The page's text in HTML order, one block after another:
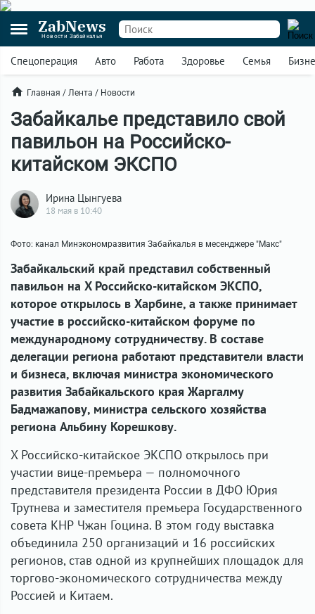
ZabNews
Новости Забайкалья
Спецоперация Авто Работа Здоровье Семья
Главная / Лента / Новости
Забайкалье представило свой
павильон на Российско-
китайском ЭКСПО
Ирина Цынгуева
18 мая в 10:40
Фото: канал Минэкономразвития Забайкалья в месенджере "Макс"
Забайкальский край представил собственный
павильон на X Российско-китайском ЭКСПО,
которое открылось в Харбине, а также принимает
участие в российско-китайском форуме по
международному сотрудничеству. В составе
делегации региона работают представители власти
и бизнеса, включая министра экономического
развития Забайкальского края Жаргалму
Бадмажапову, министра сельского хозяйства
региона Альбину Корешкову.
X Российско-китайское ЭКСПО открылось при
участии вице-премьера — полномочного
представителя президента России в ДФО Юрия
Трутнева и заместителя премьера Государственного
совета КНР Чжан Гоцина. В этом году выставка
объединила 250 организаций и 16 российских
регионов, став одной из крупнейших площадок для
торгово-экономического сотрудничества между
Россией и Китаем.